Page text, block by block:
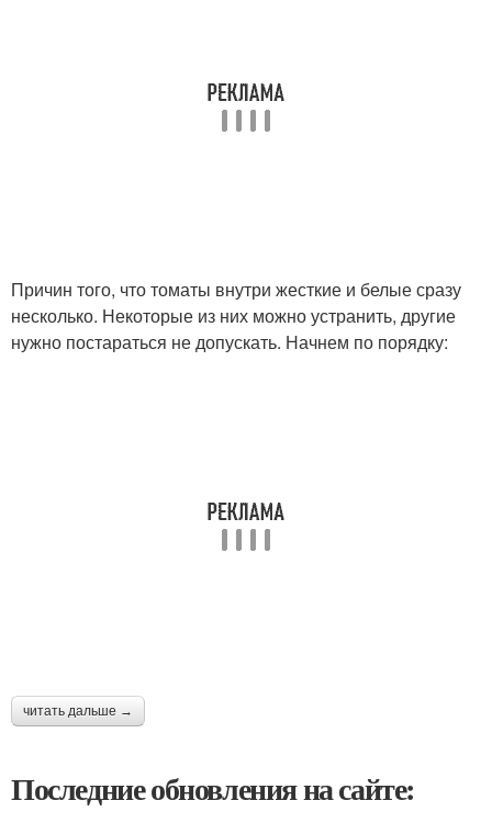
Причин того, что томаты внутри жесткие и белые сразу
несколько. Некоторые из них можно устранить, другие
нужно постараться не допускать. Начнем по порядку:
читать дальше →
Последние обновления на сайте: